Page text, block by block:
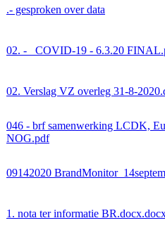
.- gesproken over data
02. - _COVID-19 - 6.3.20
02. Verslag VZ overleg 31-8-
046 - brf samenwerking LCDK,
NOG.pdf
09142020
1. nota ter informatie